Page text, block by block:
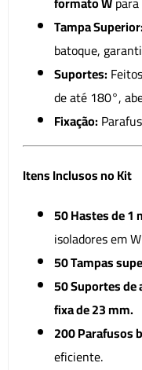
Tampa Superior:
batoque,
Suportes:
de até 180°,
Fixação:
Itens Inclusos no Kit
50 Hastes de 1
isoladores em
50 Tampas
50 Suportes
fixa de 23 mm.
200 Parafusos
eficiente.